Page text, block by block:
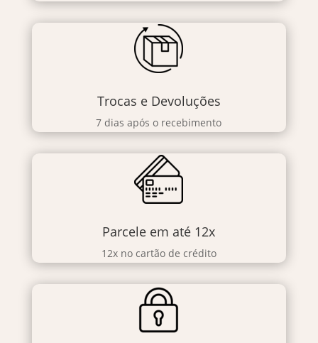
Trocas e Devoluções
7 dias após o recebimento
Parcele em até 12x
12x no cartão de crédito